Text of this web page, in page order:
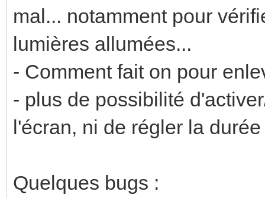
mal... notamment pour
lumières allumées...
- Comment fait on pour
- plus de possibilité
l'écran, ni de régler la
Quelques bugs :